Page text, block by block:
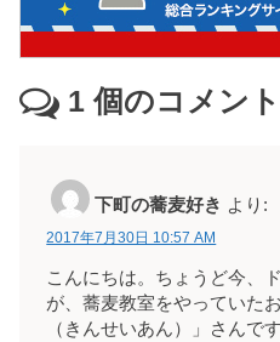
1 個のコメント
下町の蕎麦好き より:
2017年7月30日 10:57 AM
こんにちは。ちょうど今、
が、蕎麦教室をやっていた
（きんせいあん）」さんで